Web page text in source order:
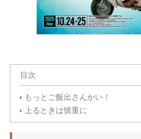
目次
もっとご飯出さんかい！
上るときは慎重に